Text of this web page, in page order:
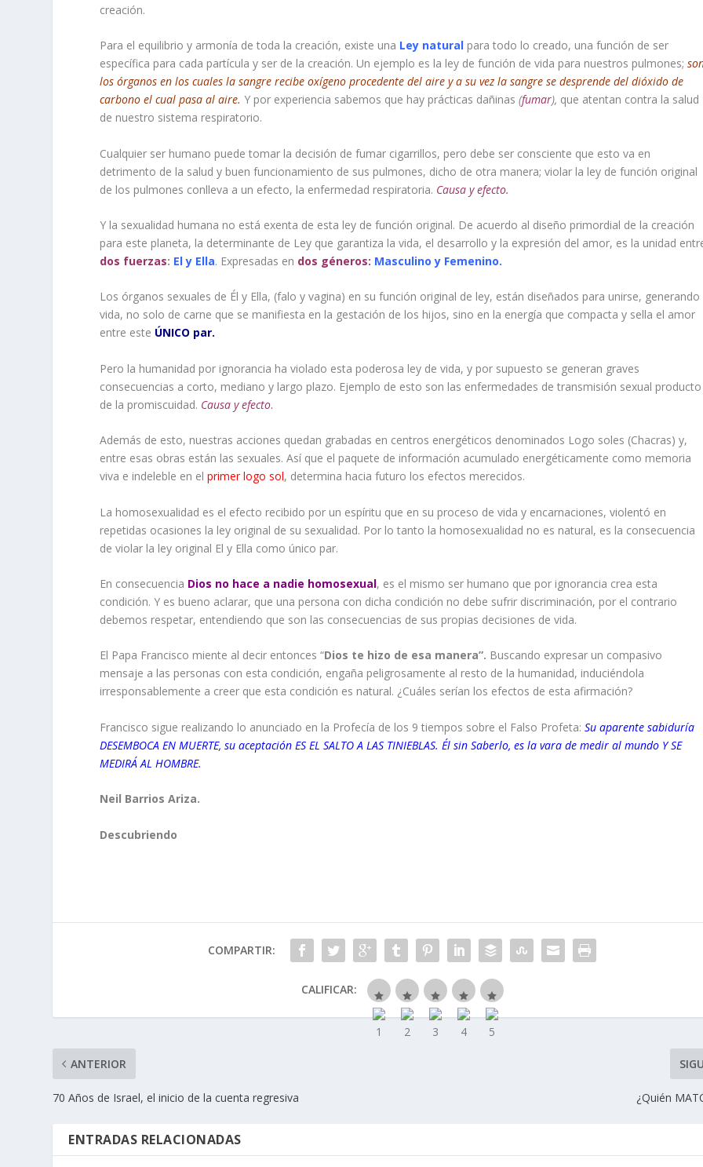
creación.
Para el equilibrio y armonía de toda la creación, existe una Ley natural para todo lo creado, una función de ser
específica para cada partícula y ser de la creación. Un ejemplo es la ley de función de vida para nuestros pulmones;
los órganos en los cuales la sangre recibe oxígeno procedente del aire y a su vez la sangre se desprende del dióxido de
carbono el cual pasa al aire. Y por experiencia sabemos que hay prácticas dañinas (fumar), que atentan contra la salud
de nuestro sistema respiratorio.
Cualquier ser humano puede tomar la decisión de fumar cigarrillos, pero debe ser consciente que esto va en
detrimento de la salud y buen funcionamiento de sus pulmones, dicho de otra manera; violar la ley de función original
de los pulmones conlleva a un efecto, la enfermedad respiratoria. Causa y efecto.
Y la sexualidad humana no está exenta de esta ley de función original. De acuerdo al diseño primordial de la creación
para este planeta, la determinante de Ley que garantiza la vida, el desarrollo y la expresión del amor, es la unidad
dos fuerzas: El y Ella. Expresadas en dos géneros: Masculino y Femenino.
Los órganos sexuales de Él y Ella, (falo y vagina) en su función original de ley, están diseñados para unirse, generando
vida, no solo de carne que se manifiesta en la gestación de los hijos, sino en la energía que compacta y sella el amor
entre este ÚNICO par.
Pero la humanidad por ignorancia ha violado esta poderosa ley de vida, y por supuesto se generan graves
consecuencias a corto, mediano y largo plazo. Ejemplo de esto son las enfermedades de transmisión sexual producto
de la promiscuidad. Causa y efecto.
Además de esto, nuestras acciones quedan grabadas en centros energéticos denominados Logo soles (Chacras) y,
entre esas obras están las sexuales. Así que el paquete de información acumulado energéticamente como memoria
viva e indeleble en elprimer logo sol, determina hacia futuro los efectos merecidos.
La homosexualidad es el efecto recibido por un espíritu que en su proceso de vida y encarnaciones, violentó en
repetidas ocasiones la ley original de su sexualidad. Por lo tanto la homosexualidad no es natural, es la consecuencia
de violar la ley original El y Ella como único par.
En consecuencia Dios no hace a nadie homosexual, es el mismo ser humano que por ignorancia crea esta
condición. Y es bueno aclarar, que una persona con dicha condición no debe sufrir discriminación, por el contrario
debemos respetar, entendiendo que son las consecuencias de sus propias decisiones de vida.
El Papa Francisco miente al decir entonces “Dios te hizo de esa manera”. Buscando expresar un compasivo
mensaje a las personas con esta condición, engaña peligrosamente al resto de la humanidad, induciéndola
irresponsablemente a creer que esta condición es natural. ¿Cuáles serían los efectos de esta afirmación?
Francisco sigue realizando lo anunciado en la Profecía de los 9 tiempos sobre el Falso Profeta:Su aparente sabiduría
DESEMBOCA EN MUERTE, su aceptación ES EL SALTO A LAS TINIEBLAS. Él sin Saberlo, es la vara de medir al mundo Y SE
MEDIRÁ AL HOMBRE.
Neil Barrios Ariza.
Descubriendo
COMPARTIR:
CALIFICAR:
ANTERIOR
70 Años de Israel, el inicio de la cuenta regresiva ¿Quién
ENTRADAS RELACIONADAS